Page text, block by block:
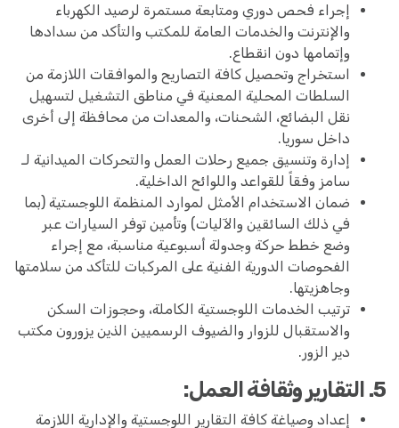
إجراء فحص دوري ومتابعة مستمرة لرصيد الكهرباء
والإنترنت والخدمات العامة للمكتب والتأكد من سدادها
وإتمامها دون انقطاع.
استخراج وتحصيل كافة التصاريح والموافقات اللازمة من
السلطات المحلية المعنية في مناطق التشغيل لتسهيل
نقل البضائع، الشحنات، والمعدات من محافظة إلى أخرى
داخل سوريا.
إدارة وتنسيق جميع رحلات العمل والتحركات الميدانية لـ
سامز وفقاً للقواعد واللوائح الداخلية.
ضمان الاستخدام الأمثل لموارد المنظمة اللوجستية (بما
في ذلك السائقين والآليات) وتأمين توفر السيارات عبر
وضع خطط حركة وجدولة أسبوعية مناسبة، مع إجراء
الفحوصات الدورية الفنية على المركبات للتأكد من سلامتها
وجاهزيتها.
ترتيب الخدمات اللوجستية الكاملة، وحجوزات السكن
والاستقبال للزوار والضيوف الرسميين الذين يزورون مكتب
دير الزور.
5. التقارير وثقافة العمل:
إعداد وصياغة كافة التقارير اللوجستية والإدارية اللازمة